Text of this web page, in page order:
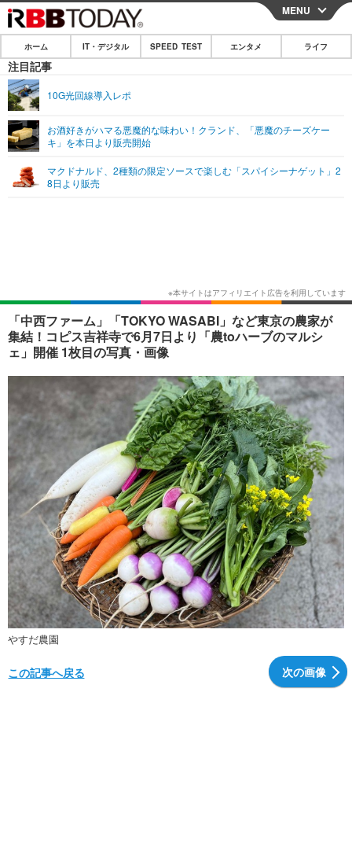
CLOSE
ホーム
IT・デジタル
ネタ
ショッピング その他
SPEED TEST
エンタメ
エンタメTOP
ショッピング その他
ライフ
MENU
ホーム IT・デジタル SPEED TEST エンタメ ライフ
注目記事
10G光回線導入レポ
お酒好きがハマる悪魔的な味わい！クランド、「悪魔のチーズケー
キ」を本日より販売開始
マクドナルド、2種類の限定ソースで楽しむ「スパイシーナゲット」2
8日より販売
「中西ファーム」「TOKYO WASABI」など東京の農家が
集結！コピス吉祥寺で6月7日より「農toハーブのマルシ
ェ」開催 1枚目の写真・画像
やすだ農園
次の画像
この記事へ戻る